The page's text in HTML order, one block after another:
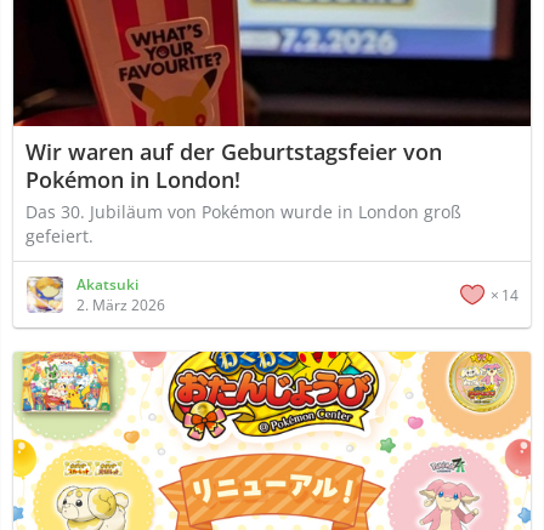
Wir waren auf der Geburtstagsfeier von
Pokémon in London!
Das 30. Jubiläum von Pokémon wurde in London groß
gefeiert.
Akatsuki
2. März 2026
14